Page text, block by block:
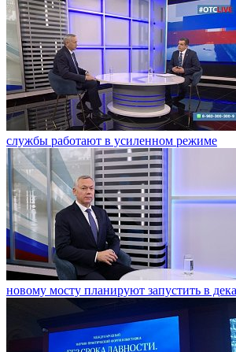
службы работают в усиленном режиме
новому мосту планируют запустить в